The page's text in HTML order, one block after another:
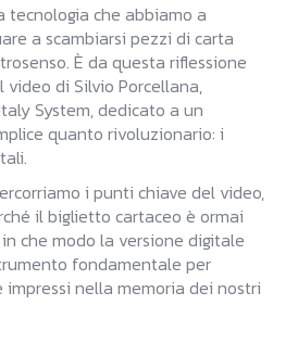
tecnologia che abbiamo a
a scambiarsi pezzi di carta
È da questa riflessione
di Silvio Porcellana,
System, dedicato a un
quanto rivoluzionario: i
i punti chiave del video,
il biglietto cartaceo è ormai
che modo la versione digitale
fondamentale per
nella memoria dei nostri